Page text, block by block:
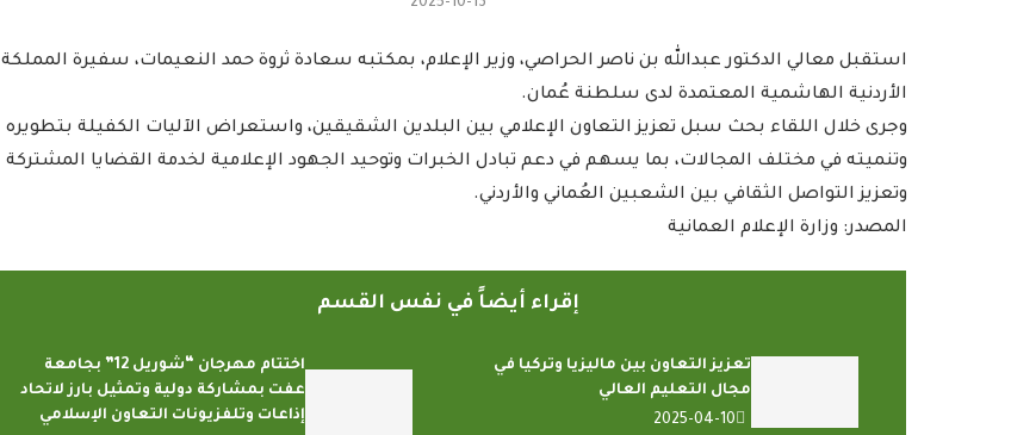
2025-10-13
استقبل معالي الدكتور عبدالله بن ناصر الحراصي، وزير الإعلام، بمكتبه سعادة ثروة حمد النعيمات، سفيرة المملكة
الأردنية الهاشمية المعتمدة لدى سلطنة عُمان.
وجرى خلال اللقاء بحث سبل تعزيز التعاون الإعلامي بين البلدين الشقيقين، واستعراض الآليات الكفيلة بتطويره
وتنميته في مختلف المجالات، بما يسهم في دعم تبادل الخبرات وتوحيد الجهود الإعلامية لخدمة القضايا المشتركة
وتعزيز التواصل الثقافي بين الشعبين العُماني والأردني.
المصدر: وزارة الإعلام العمانية
إقراء أيضاً في نفس القسم
تعزيز التعاون بين ماليزيا وتركيا في
مجال التعليم العالي
2025-04-10
اختتام مهرجان “شوريل 12” بجامعة
عفت بمشاركة دولية وتمثيل بارز لاتحاد
إذاعات وتلفزيونات التعاون الإسلامي